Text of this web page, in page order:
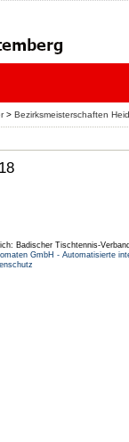
> Bezirksmeisterschaften
Badischer Tischtennis-
GmbH - Automatisierte